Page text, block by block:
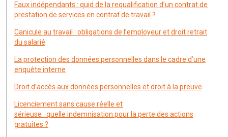
Faux indépendants : quid de la requalification d’un contrat de
prestation de services en contrat de travail ?
Canicule au travail : obligations de l’employeur et droit retrait
du salarié
La protection des données personnelles dans le cadre d’une
enquête interne
Droit d’accès aux données personnelles et droit à la preuve
Licenciement sans cause réelle et
sérieuse : quelle indemnisation pour la perte des actions
gratuites ?